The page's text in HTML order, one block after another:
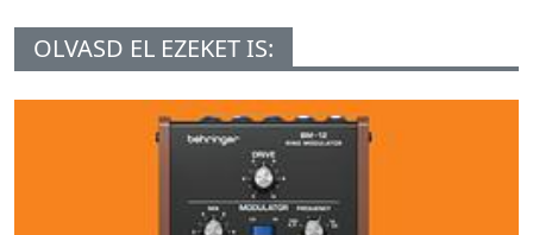
OLVASD EL EZEKET IS: